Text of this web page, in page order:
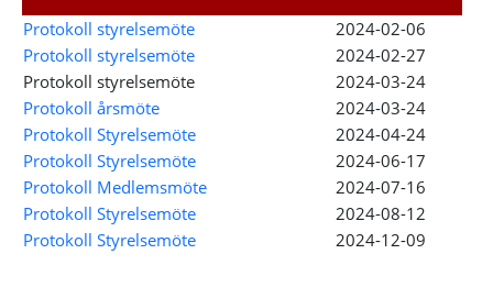
Protokoll styrelsemöte
2024-02-06
Protokoll styrelsemöte
2024-02-27
Protokoll styrelsemöte
2024-03-24
Protokoll årsmöte
2024-03-24
Protokoll Styrelsemöte
2024-04-24
Protokoll Styrelsemöte
2024-06-17
Protokoll Medlemsmöte
2024-07-16
Protokoll Styrelsemöte
2024-08-12
Protokoll Styrelsemöte
2024-12-09